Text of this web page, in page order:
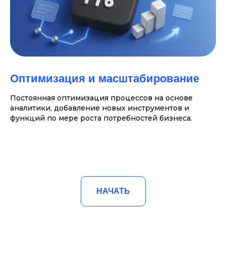
Оптимизация и масштабирование
Постоянная оптимизация процессов на основе
аналитики, добавление новых инструментов и
функций по мере роста потребностей бизнеса.
НАЧАТЬ